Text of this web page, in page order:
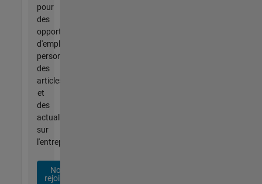
pour
des
opportunités
d'emploi
personnalisées,
des
articles
et
des
actualités
sur
l'entreprise.
Nous
rejoindre